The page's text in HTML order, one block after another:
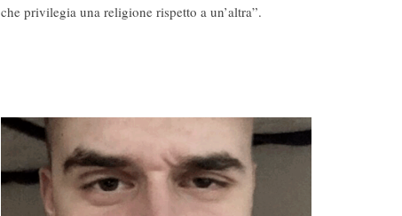
che privilegia una religione rispetto a un’altra”.